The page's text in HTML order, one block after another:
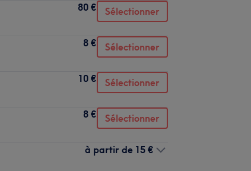
80 € Sélectionner
8 € Sélectionner
10 € Sélectionner
8 € Sélectionner
à partir de 15 €